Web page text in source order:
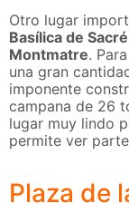
Otro lugar
Basílica de
Montmatre.
una gran
imponente
campana de 26
lugar muy lindo
permite ver
Plaza de